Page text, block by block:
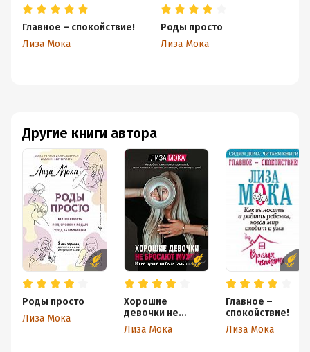
Другие книги автора
Роды просто
Лиза Мока
Хорошие
девочки не
бросают мужей.
Но не лучше ли
Лиза Мока
Главное –
спокойствие!
Лиза Мока
Главное – спокойствие!
Лиза Мока
Роды просто
Лиза Мока